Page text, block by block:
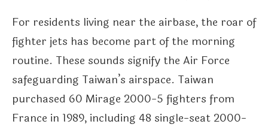
For residents living near the airbase, the roar of
fighter jets has become part of the morning
routine. These sounds signify the Air Force
safeguarding Taiwan’s airspace. Taiwan
purchased 60 Mirage 2000-5 fighters from
France in 1989, including 48 single-seat 2000-